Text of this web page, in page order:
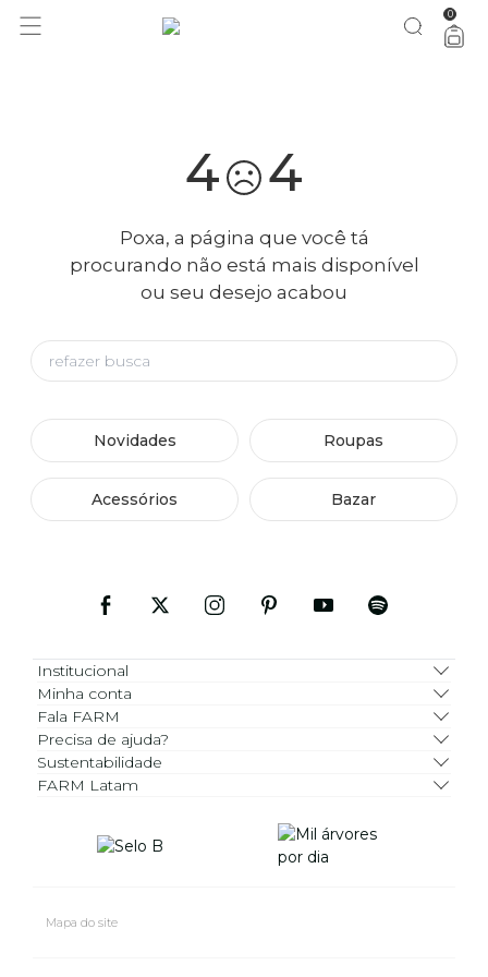
você merece 30% OFF pra comemorar com a gente aproveita! 0
4 4
Poxa, a página que você tá
procurando não está mais disponível
ou seu desejo acabou
Novidades Roupas
Acessórios Bazar
Institucional
Minha conta
Fala FARM
Precisa de ajuda?
Sustentabilidade
FARM Latam
Mapa do site